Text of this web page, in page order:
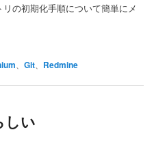
の初期化手順について簡単にメ
、Git Redmine
しい